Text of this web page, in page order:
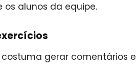
os alunos da equipe.
gerar comentários